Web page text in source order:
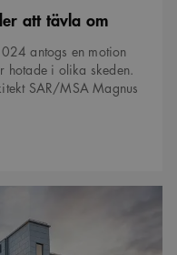
att tävla om
antogs en motion
hotade i olika skeden.
SAR/MSA Magnus